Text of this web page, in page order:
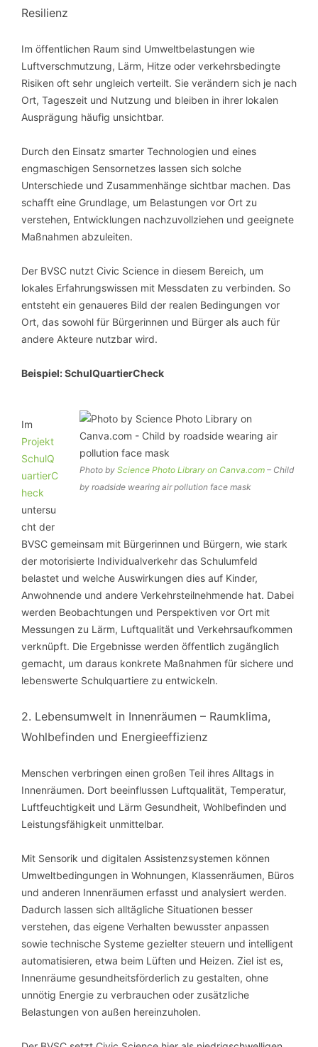
Resilienz
Im öffentlichen Raum sind Umweltbelastungen wie
Luftverschmutzung, Lärm, Hitze oder verkehrsbedingte
Risiken oft sehr ungleich verteilt. Sie verändern sich je nach
Ort, Tageszeit und Nutzung und bleiben in ihrer lokalen
Ausprägung häufig unsichtbar.
Durch den Einsatz smarter Technologien und eines
engmaschigen Sensornetzes lassen sich solche
Unterschiede und Zusammenhänge sichtbar machen. Das
schafft eine Grundlage, um Belastungen vor Ort zu
verstehen, Entwicklungen nachzuvollziehen und geeignete
Maßnahmen abzuleiten.
Der BVSC nutzt Civic Science in diesem Bereich, um
lokales Erfahrungswissen mit Messdaten zu verbinden. So
entsteht ein genaueres Bild der realen Bedingungen vor
Ort, das sowohl für Bürgerinnen und Bürger als auch für
andere Akteure nutzbar wird.
Beispiel: SchulQuartierCheck
Photo by Science Photo Library on Canva.com – Child
by roadside wearing air pollution face mask
Im
Projekt
SchulQ
uartierC
heck
untersu
cht der
BVSC gemeinsam mit Bürgerinnen und Bürgern, wie stark
der motorisierte Individualverkehr das Schulumfeld
belastet und welche Auswirkungen dies auf Kinder,
Anwohnende und andere Verkehrsteilnehmende hat. Dabei
werden Beobachtungen und Perspektiven vor Ort mit
Messungen zu Lärm, Luftqualität und Verkehrsaufkommen
verknüpft. Die Ergebnisse werden öffentlich zugänglich
gemacht, um daraus konkrete Maßnahmen für sichere und
lebenswerte Schulquartiere zu entwickeln.
2. Lebensumwelt in Innenräumen – Raumklima,
Wohlbefinden und Energieeffizienz
Menschen verbringen einen großen Teil ihres Alltags in
Innenräumen. Dort beeinflussen Luftqualität, Temperatur,
Luftfeuchtigkeit und Lärm Gesundheit, Wohlbefinden und
Leistungsfähigkeit unmittelbar.
Mit Sensorik und digitalen Assistenzsystemen können
Umweltbedingungen in Wohnungen, Klassenräumen, Büros
und anderen Innenräumen erfasst und analysiert werden.
Dadurch lassen sich alltägliche Situationen besser
verstehen, das eigene Verhalten bewusster anpassen
sowie technische Systeme gezielter steuern und intelligent
automatisieren, etwa beim Lüften und Heizen. Ziel ist es,
Innenräume gesundheitsförderlich zu gestalten, ohne
unnötig Energie zu verbrauchen oder zusätzliche
Belastungen von außen hereinzuholen.